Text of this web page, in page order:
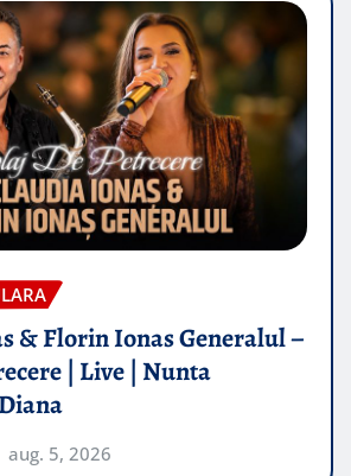
& Florin Ionas Generalul –
| Live | Nunta
aug. 5, 2026